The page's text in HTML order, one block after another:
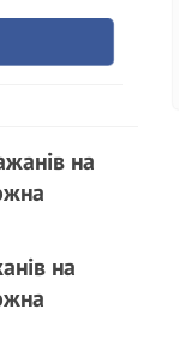
на